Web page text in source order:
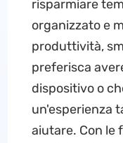
risparmiare
organizzato e
produttività,
preferisca
dispositivo o
un'esperienza
aiutare. Con le